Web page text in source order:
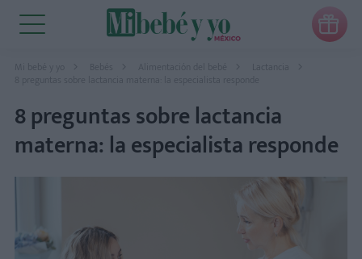

Mi bebé y yo Bebés Alimentación del bebé
Lactancia
8 preguntas sobre lactancia materna: la especialista responde
8 preguntas sobre lactancia
materna: la especialista responde